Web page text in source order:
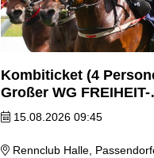
Kombiticket (4
Großer WG FREIHEIT-
Familienrenntag
15.08.2026 09:45
Rennclub Halle,